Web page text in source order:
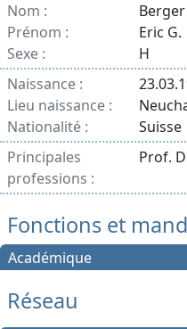
Nom :
Berger
Prénom :
Eric G.
Sexe :
H
Naissance :
Lieu naissance :
Nationalité :
Suisse
Principales
professions :
Prof.
Fonctions et
Académique
Réseau